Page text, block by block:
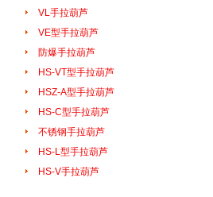
VL手拉葫芦
VE型手拉葫芦
防爆手拉葫芦
HS-VT型手拉葫芦
HSZ-A型手拉葫芦
HS-C型手拉葫芦
不锈钢手拉葫芦
HS-L型手拉葫芦
HS-V手拉葫芦